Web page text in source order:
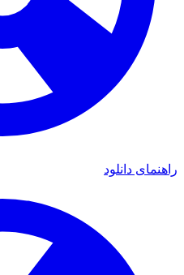
راهنمای دانلود